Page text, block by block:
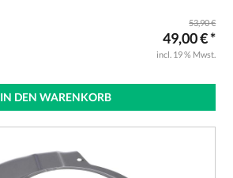
53,90 €
49,00 € *
incl. 19 % Mwst.
IN DEN WARENKORB